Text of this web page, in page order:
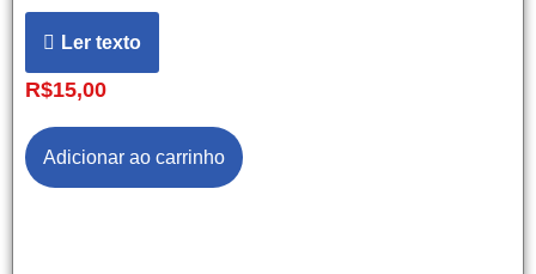
Ler texto
R$15,00
Adicionar ao carrinho